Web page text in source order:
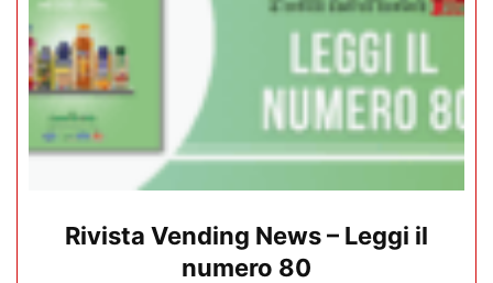
Rivista Vending News – Leggi il
numero 80